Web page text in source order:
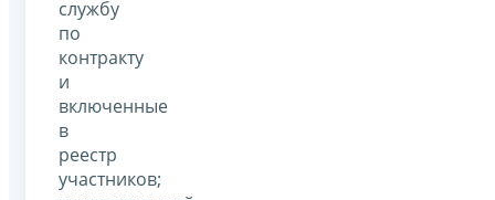
службу
по
контракту
и
включенные
в
реестр
участников;